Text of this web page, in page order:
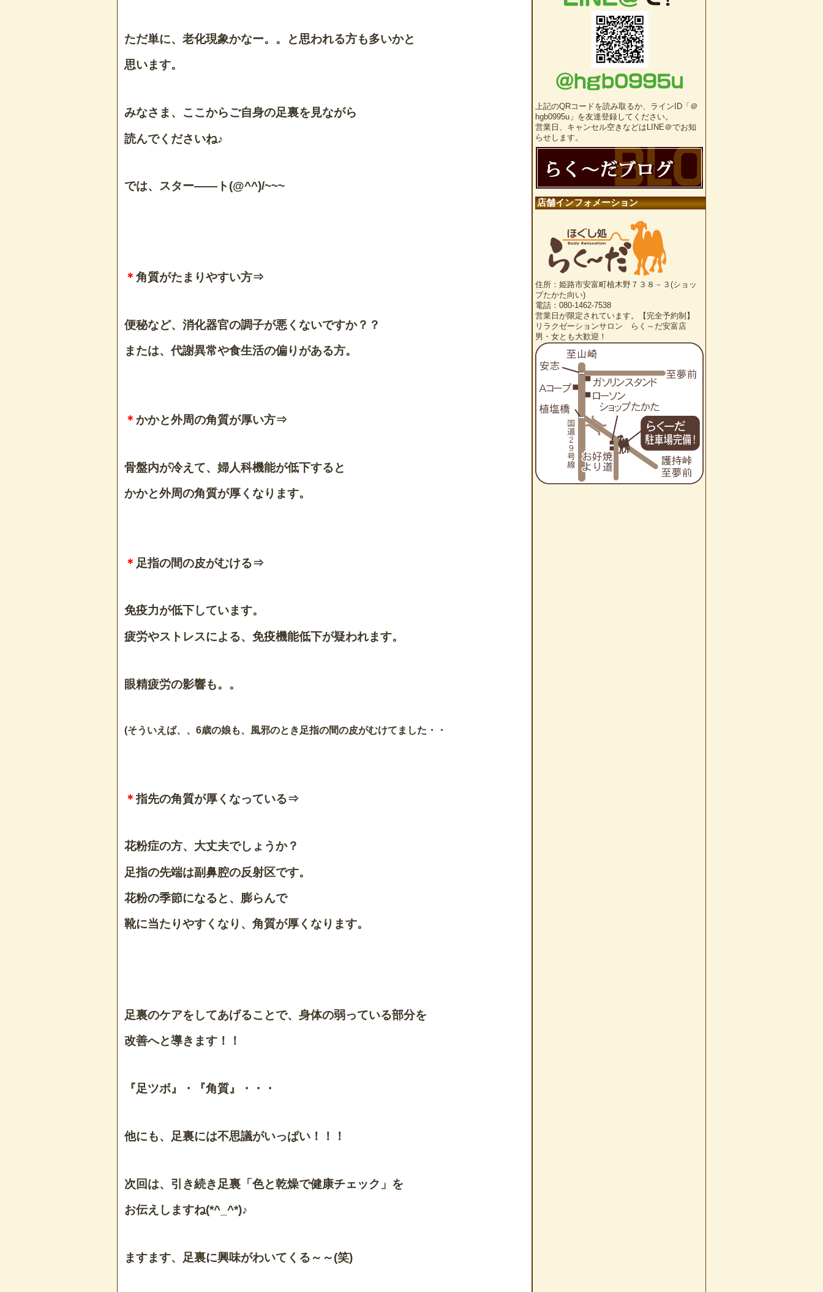
ただ単に、老化現象かなー。。と思われる方も多いかと
思います。
みなさま、ここからご自身の足裏を見ながら
読んでくださいね♪
では、スター――ト(@^^)/~~~
＊ 角質がたまりやすい方⇒
便秘など、消化器官の調子が悪くないですか？？
または、代謝異常や食生活の偏りがある方。
＊ かかと外周の角質が厚い方⇒
骨盤内が冷えて、婦人科機能が低下すると
かかと外周の角質が厚くなります。
＊ 足指の間の皮がむける⇒
免疫力が低下しています。
疲労やストレスによる、免疫機能低下が疑われます。
眼精疲労の影響も。。
(そういえば、、6歳の娘も、風邪のとき足指の間の皮がむけてました・・
＊指先の角質が厚くなっている⇒
花粉症の方、大丈夫でしょうか？
足指の先端は副鼻腔の反射区です。
花粉の季節になると、膨らんで
靴に当たりやすくなり、角質が厚くなります。
足裏のケアをしてあげることで、身体の弱っている部分を
改善へと導きます！！
『足ツボ』・『角質』・・・
他にも、足裏には不思議がいっぱい！！！
次回は、引き続き足裏「色と乾燥で健康チェック」を
お伝えしますね(*^_^*)♪
ますます、足裏に興味がわいてくる～～(笑)
上記のQRコードを読み取るか、ラインID「＠
hgb0995u」を友達登録してください。
営業日、キャンセル空きなどはLINE＠でお知
らせします。
店舗インフォメーション
住所：姫路市安富町植木野７３８－３(ショッ
プたかた向い)
電話：080-1462-7538
営業日が限定されています。【完全予約制】
リラクゼーションサロン らく～だ安富店
男・女とも大歓迎！